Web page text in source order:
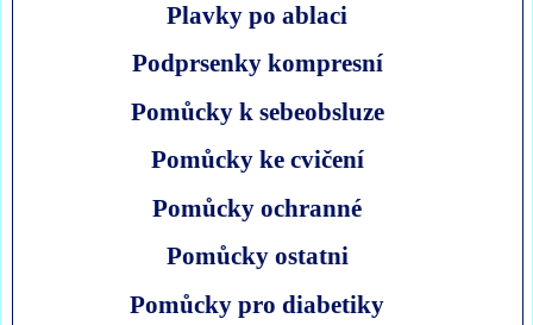
Plavky po ablaci
Podprsenky kompresní
Pomůcky k sebeobsluze
Pomůcky ke cvičení
Pomůcky ochranné
Pomůcky ostatni
Pomůcky pro diabetiky